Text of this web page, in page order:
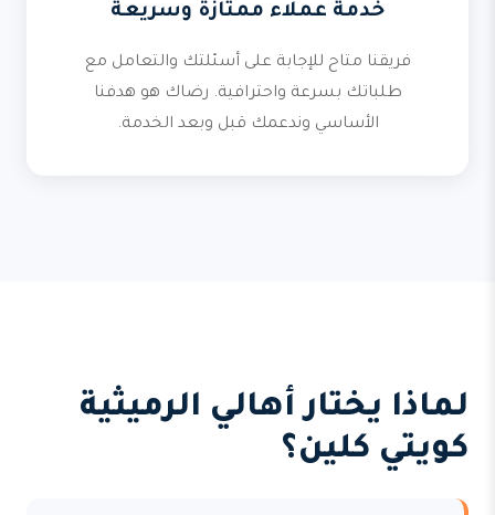
خدمة عملاء ممتازة وسريعة
فريقنا متاح للإجابة على أسئلتك والتعامل مع
طلباتك بسرعة واحترافية. رضاك هو هدفنا
الأساسي وندعمك قبل وبعد الخدمة.
لماذا يختار أهالي الرميثية
كويتي كلين؟